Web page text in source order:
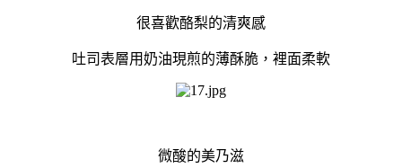
很喜歡酪梨的清爽感
吐司表層用奶油現煎的薄酥脆，裡面柔軟
微酸的美乃滋